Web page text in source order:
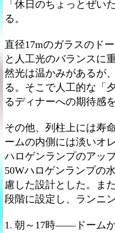
「休日のちょっとぜい
る。
直径17mのガラスのド
と人工光のバランスに
然光は温かみがあるが
る。そこで人工的な「
るディナーへの期待感
その他、列柱上には寿
ームの内側には淡いオ
ハロゲンランプのアッ
50Wハロゲンランプの
慮した設計とした。ま
段階に設定し、ランニ
1. 朝～17時――ドーム